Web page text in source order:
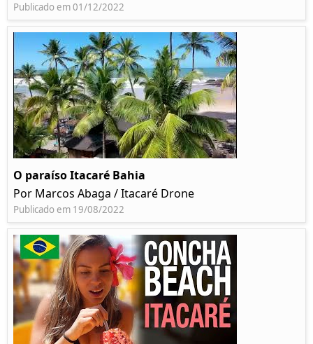
Publicado em 01/12/2022
O paraíso Itacaré Bahia
Por Marcos Abaga / Itacaré Drone
Publicado em 19/08/2022